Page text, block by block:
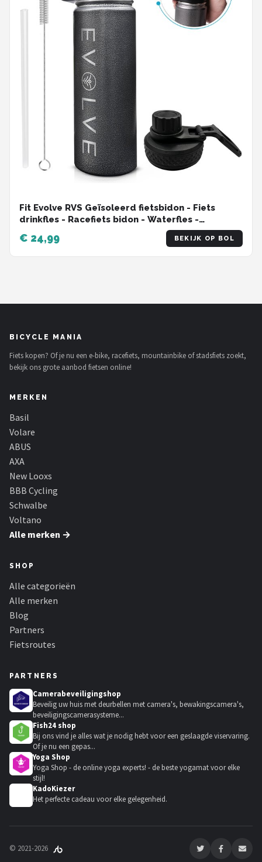
Fit Evolve RVS Geïsoleerd fietsbidon - Fiets
drinkfles - Racefiets bidon - Waterfles -
€ 24,99 BEKIJK OP BOL
BICYCLE MANIA
Fiets kopen? Of je nu een e-bike, racefiets, mountainbike of stadsfiets zoekt,
bekijk ons grote aanbod fietsen online!
MERKEN
Basil
Volare
ABUS
AXA
New Looxs
BBB Cycling
Schwalbe
Voltano
Alle merken →
SHOP
Alle categorieën
Alle merken
Blog
Partners
Fietsroutes
PARTNERS
Camerabeveiligingshop
Beveilig uw huis met deurbellen met camera's, bewakingscamera's,
beveiligingscamerasysteme...
Fish24 shop
Bij ons vind je alles wat je nodig hebt voor een geslaagde viservaring.
Of je nu een gepas...
Yoga Shop
Yoga Shop - de online yoga experts! - de beste yogamat voor elke
stijl!
KadoKiezer
Het perfecte cadeau voor elke gelegenheid.
© 2021-2026